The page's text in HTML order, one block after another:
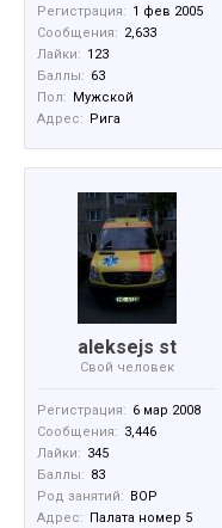
Регистрация: 1 фев 2005
Сообщения: 2,633
Лайки: 123
Баллы: 63
Пол:
Мужской
Адрес:
Рига
aleksejs st
Свой человек
Регистрация: 6 мар 2008
Сообщения: 3,446
Лайки: 345
Баллы: 83
Род занятий:
ВОР
Адрес:
Палата номер 5